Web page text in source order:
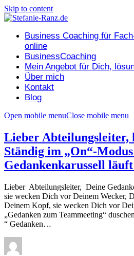
Skip to content
Business Coaching für
online
BusinessCoaching
Mein Angebot für Dich,
Über mich
Kontakt
Blog
Open mobile menuClose mobile menu
Lieber Abteilungsleiter,
Ständig im „On“-
Gedankenkarussell
Lieber Abteilungsleiter, Deine
sie wecken Dich vor Deinem Wecker,
Deinem Kopf, sie wecken Dich vor
„Gedanken zum Teammeeting“
“ Gedanken…